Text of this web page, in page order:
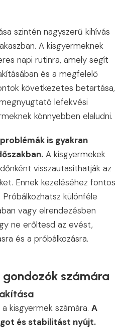
szintén nagyszerű kihívás
A kisgyermeknek
napi rutinra, amely segít
és a megfelelő
következetes betartása,
lefekvési
könnyebben elaludni.
is gyakran
A kisgyermekek
visszautasíthatják az
Ennek kezeléséhez fontos
különféle
vagy elrendezésben
ne erőltesd az evést,
és a próbálkozásra.
gondozók számára
kisgyermek számára. A
és stabilitást nyújt.